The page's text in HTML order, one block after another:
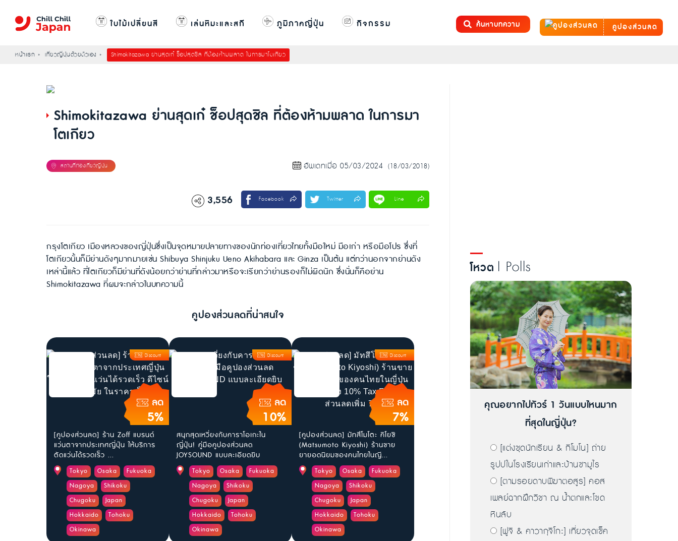
ใบไม้เปลี่ยนสี เล่นหิมะและสกี ภูมิภาคญี่ปุ่น กิจกรรม ค้นหาบทความ คูปองส่วนลด
หน้าแรก เที่ยวญี่ปุ่นด้วยตัวเอง Shimokitazawa ย่านสุดเก๋ ช็อปสุดชิล ที่ต้องห้ามพลาด ในการมาโตเกียว
Shimokitazawa ย่านสุดเก๋ ช็อปสุดชิล ที่ต้องห้ามพลาด ในการมา
โตเกียว
อัพเดทเมื่อ 05/03/2024 (18/03/2018)
3,556 Facebook Twitter Line
กรุงโตเกียว เมืองหลวงของญี่ปุ่นซึ่งเป็นจุดหมายปลายทางของนักท่องเที่ยวไทยทั้งมือใหม่ มือเก่า หรือมือโปร ซึ่งที่
โตเกียวนั้นก็มีย่านดังๆมากมายเช่น Shibuya Shinjuku Ueno Akihabara และ Ginza เป็นต้น แต่ทว่านอกจากย่านดัง
เหล่านี้แล้ว ที่โตเกียวก็มีย่านที่ดังน้อยกว่าย่านที่กล่าวมาหรือจะเรียกว่าย่านรองก็ไม่ผิดนัก ซึ่งนั่นก็คือย่าน
Shimokitazawa ที่ผมจะกล่าวในบทความนี้
คูปองส่วนลดที่น่าสนใจ
ลด
5%
Discount
[คูปองส่วนลด] ร้าน Zoff แบรนด์
แว่นตาจากประเทศญี่ปุ่น ให้บริการ
ตัดแว่นได้รวดเร็ว ...
Tokyo Osaka
Fukuoka
Nagoya
Shikoku
Chugoku
Japan
Hokkaido
Tohoku
Okinawa
ลด
10%
Discount
สนุกสุดเหวี่ยงกับคาราโอเกะใน
ญี่ปุ่น! คู่มือคูปองส่วนลด
JOYSOUND แบบละเอียดยิบ
Tokyo Osaka
Fukuoka
Nagoya
Shikoku
Chugoku
Japan
Hokkaido
Tohoku
Okinawa
ลด
7%
Discount
[คูปองส่วนลด] มัทสึโมโตะ คิโยชิ
(Matsumoto Kiyoshi) ร้านขาย
ยายอดนิยมของคนไทยในญี...
Tokyo Osaka
Fukuoka
Nagoya
Shikoku
Chugoku
Japan
Hokkaido
Tohoku
Okinawa
โหวต | Polls
คุณอยากไปทัวร์ 1 วันแบบไหนมาก
ที่สุดในญี่ปุ่น?
[แต่งชุดนักเรียน & กิโมโน] ถ่าย
รูปปในโรงเรียนเก่าและบ้านซามูไร
[ตามรอยดาบพิฆาตอสูร] คอส
เพลย์ฉากฝึกวิชา ณ น้ำตกและโขด
หินลับ
[ฟูจิ & คาวากุจิโกะ] เที่ยวจุดเช็ค